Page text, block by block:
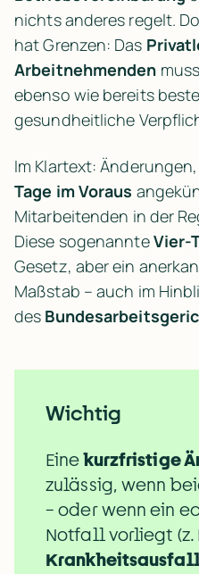
nichts anderes regelt.
hat Grenzen: Das
Arbeitnehmenden
ebenso wie bereits
gesundheitliche
Im Klartext:
Tage im Voraus
Mitarbeitenden in der
Diese sogenannte Vier-
Gesetz, aber ein
Maßstab – auch im
des
Wichtig
Eine kurzfristige
zulässig, wenn
– oder wenn ein